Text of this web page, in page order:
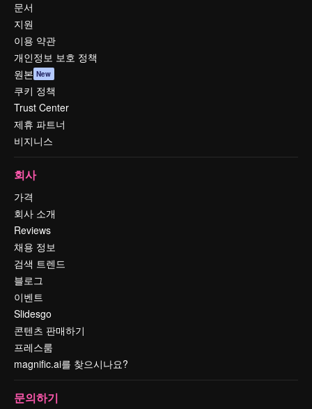
문서
지원
이용 약관
개인정보 보호 정책
원본 New
쿠키 정책
Trust Center
제휴 파트너
비지니스
회사
가격
회사 소개
Reviews
채용 정보
검색 트렌드
블로그
이벤트
Slidesgo
콘텐츠 판매하기
프레스룸
magnific.ai를 찾으시나요?
문의하기